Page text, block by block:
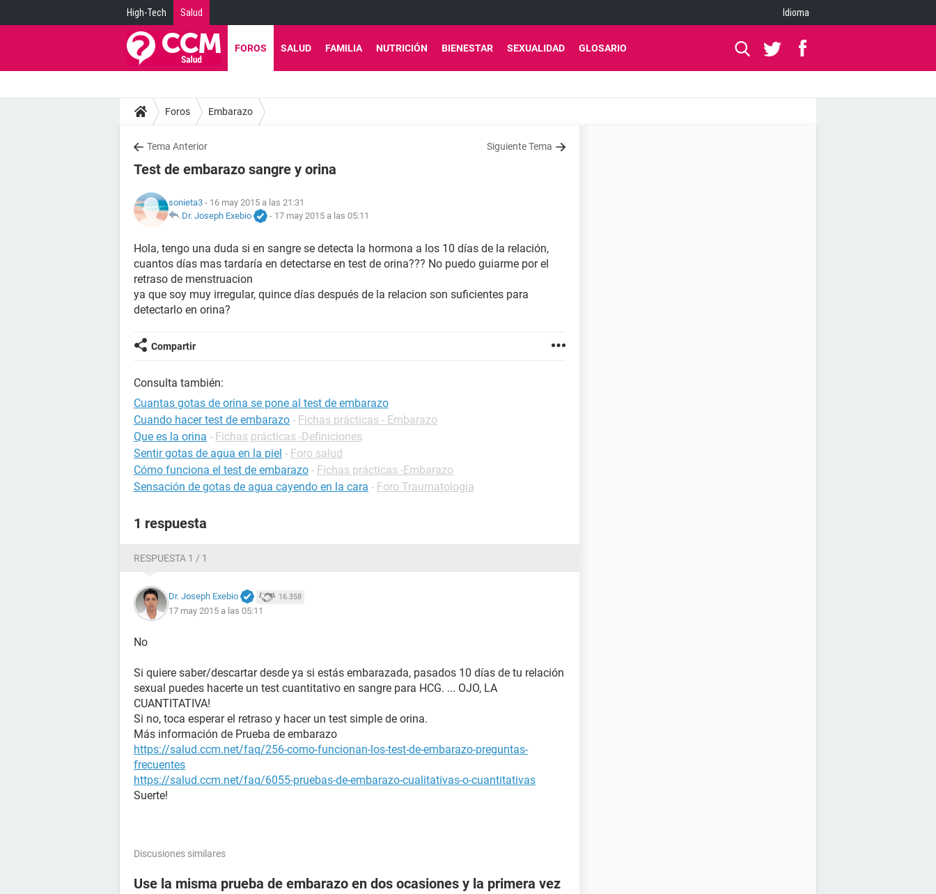
High-Tech Salud Idioma
FOROS SALUD FAMILIA NUTRICIÓN BIENESTAR SEXUALIDAD GLOSARIO
Foros Embarazo
Tema Anterior Siguiente Tema
Test de embarazo sangre y orina
sonieta3 - 16 may 2015 a las 21:31
Dr. Joseph Exebio
- 17 may 2015 a las 05:11
Hola, tengo una duda si en sangre se detecta la hormona a los 10 días de la relación,
cuantos días mas tardaría en detectarse en test de orina??? No puedo guiarme por el
retraso de menstruacion
ya que soy muy irregular, quince días después de la relacion son suficientes para
detectarlo en orina?
Compartir
Consulta también:
Cuantas gotas de orina se pone al test de embarazo
Cuando hacer test de embarazo - Fichas prácticas - Embarazo
Que es la orina - Fichas prácticas -Definiciones
Sentir gotas de agua en la piel - Foro salud
Cómo funciona el test de embarazo - Fichas prácticas -Embarazo
Sensación de gotas de agua cayendo en la cara - Foro Traumatologia
1 respuesta
RESPUESTA 1 / 1
Dr. Joseph Exebio 16.358
17 may 2015 a las 05:11
No
Si quiere saber/descartar desde ya si estás embarazada, pasados 10 días de tu relación
sexual puedes hacerte un test cuantitativo en sangre para HCG. ... OJO, LA
CUANTITATIVA!
Si no, toca esperar el retraso y hacer un test simple de orina.
Más información de Prueba de embarazo
https://salud.ccm.net/faq/256-como-funcionan-los-test-de-embarazo-preguntas-
frecuentes
https://salud.ccm.net/faq/6055-pruebas-de-embarazo-cualitativas-o-cuantitativas
Suerte!
Discusiones similares
Use la misma prueba de embarazo en dos ocasiones y la primera vez